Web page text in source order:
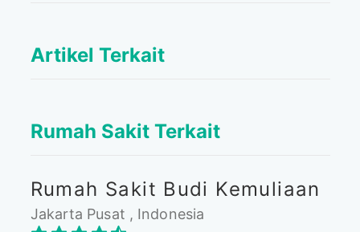
Artikel Terkait
Rumah Sakit Terkait
Rumah Sakit Budi Kemuliaan
Jakarta Pusat , Indonesia